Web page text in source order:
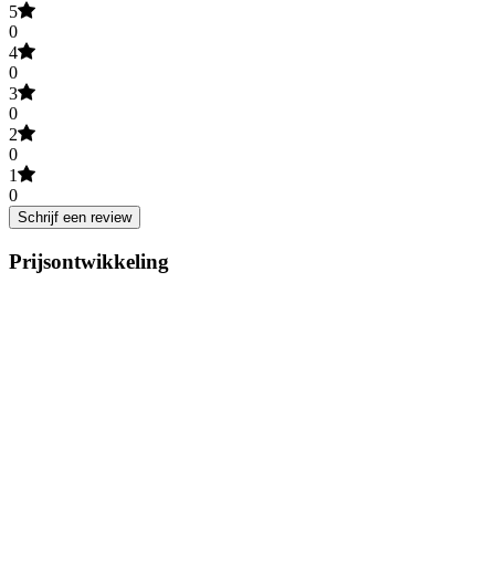
5
0
4
0
3
0
2
0
1
0
Schrijf een review
Prijsontwikkeling